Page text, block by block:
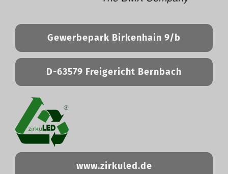
Gewerbepark Birkenhain 9/b
D-63579 Freigericht Bernbach
www.zirkuled.de